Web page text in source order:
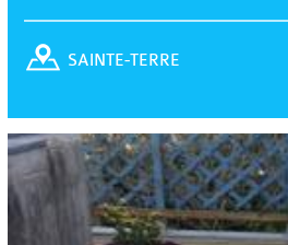
SAINTE-TERRE